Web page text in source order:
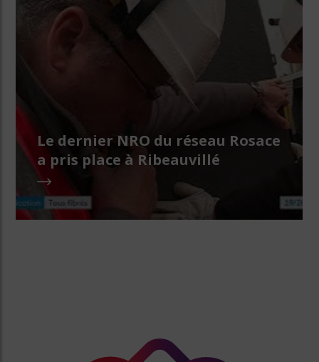
Le dernier NRO du réseau Rosace
a pris place à Ribeauvillé